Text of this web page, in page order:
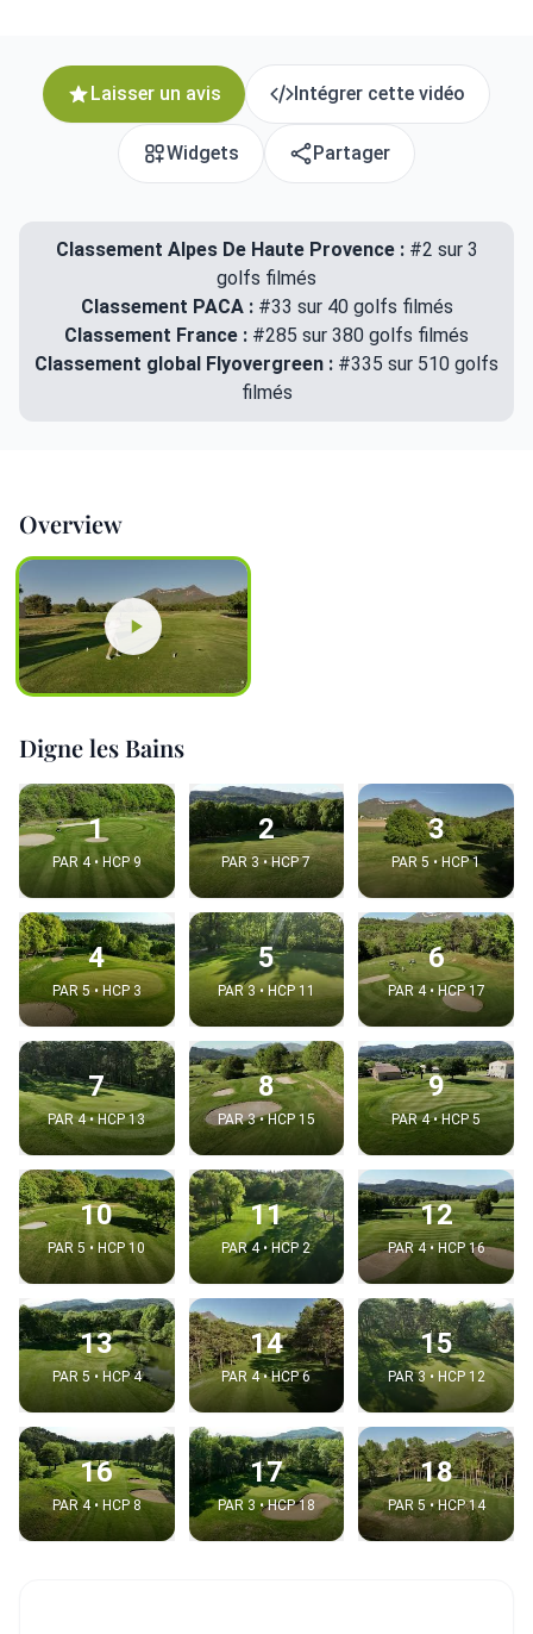
Laisser un avis Intégrer cette vidéo
Widgets Partager
Classement Alpes De Haute Provence :#2 sur 3
golfs filmés
Classement PACA : #33 sur 40 golfs filmés
Classement France : #285 sur 380 golfs filmés
Classement global Flyovergreen : #335 sur 510 golfs
filmés
Overview
Digne les Bains
1
PAR 4 • HCP 9
2
PAR 3 • HCP 7
3
PAR 5 • HCP 1
4
PAR 5 • HCP 3
5
PAR 3 • HCP 11
6
PAR 4 • HCP 17
7
PAR 4 • HCP 13
8
PAR 3 • HCP 15
9
PAR 4 • HCP 5
10
PAR 5 • HCP 10
11
PAR 4 • HCP 2
12
PAR 4 • HCP 16
13
PAR 5 • HCP 4
14
PAR 4 • HCP 6
15
PAR 3 • HCP 12
16
PAR 4 • HCP 8
17
PAR 3 • HCP 18
18
PAR 5 • HCP 14